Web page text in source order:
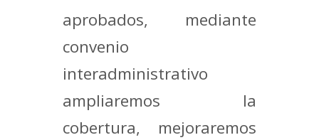
aprobados, mediante
convenio
interadministrativo
ampliaremos la
cobertura, mejoraremos